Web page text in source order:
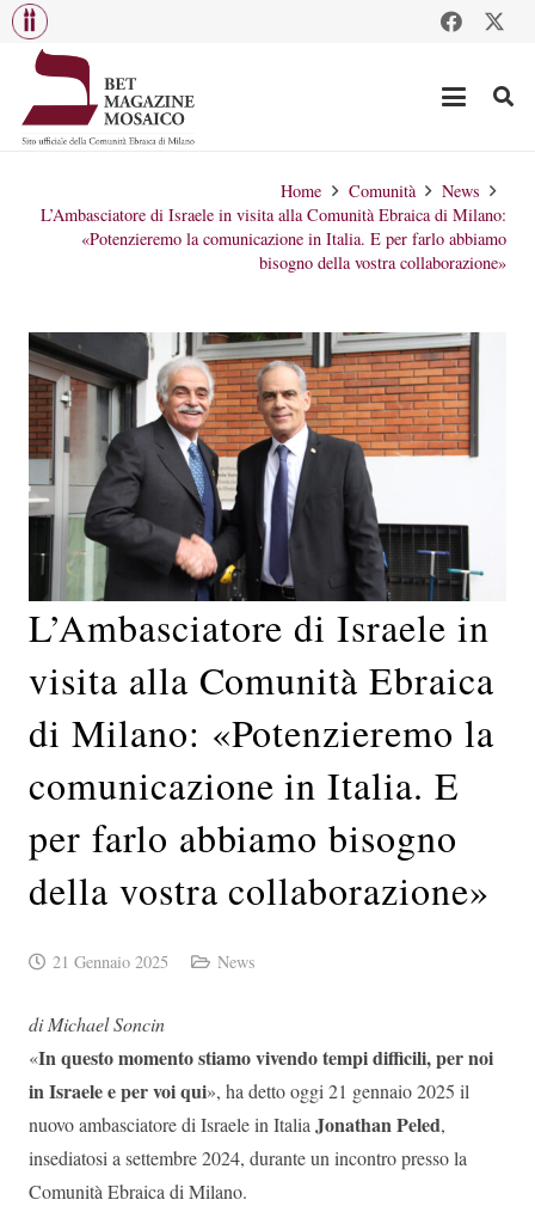
Home Comunità
News
L’Ambasciatore di Israele in visita alla Comunità Ebraica di Milano:
«Potenzieremo la comunicazione in Italia. E per farlo abbiamo
bisogno della vostra collaborazione»
L’Ambasciatore di Israele in
visita alla Comunità Ebraica
di Milano: «Potenzieremo la
comunicazione in Italia. E
per farlo abbiamo bisogno
della vostra collaborazione»
21 Gennaio 2025 News
di Michael Soncin
«In questo momento stiamo vivendo tempi difficili, per noi
in Israele e per voi qui», ha detto oggi 21 gennaio 2025 il
nuovo ambasciatore di Israele in ItaliaJonathan Peled,
insediatosi a settembre 2024, durante un incontro presso la
Comunità Ebraica di Milano.